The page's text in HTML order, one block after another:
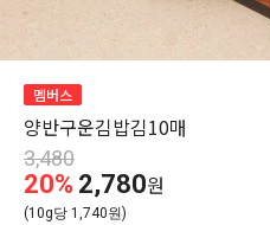
멤버스
양반구운김밥김10매
3,480
20% 2,780원
(10g당 1,740원)